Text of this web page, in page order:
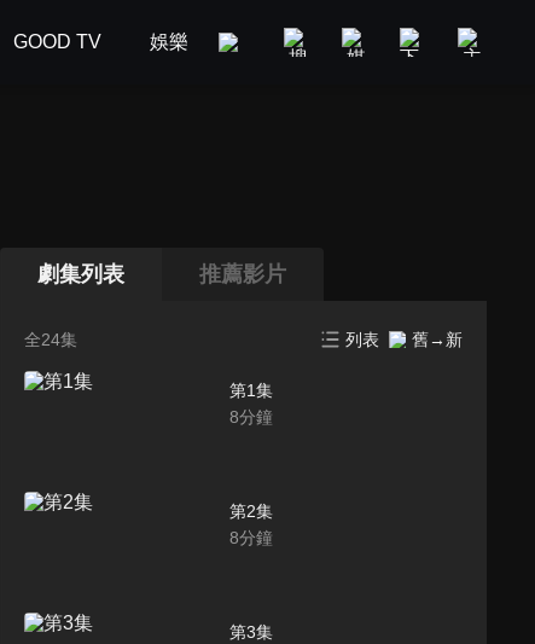
GOOD TV 娛樂 美食旅遊 新聞政論
劇集列表 推薦影片
全24集 列表 舊→新
第1集
8分鐘
第2集
8分鐘
第3集